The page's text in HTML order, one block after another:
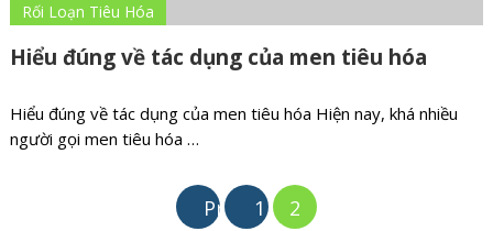
Hiểu đúng về tác dụng của men tiêu hóa
Rối Loạn Tiêu Hóa
Hiểu đúng về tác dụng của men tiêu hóa Hiện nay, khá nhiều
người gọi men tiêu hóa …
Prev 1 2